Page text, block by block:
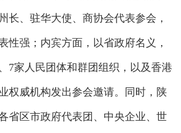
长、驻华大使、商协会代表参会，
性强；内宾方面，以省政府名义，
7家人民团体和群团组织，以及香港
权威机构发出参会邀请。同时，陕
省区市政府代表团、中央企业、世